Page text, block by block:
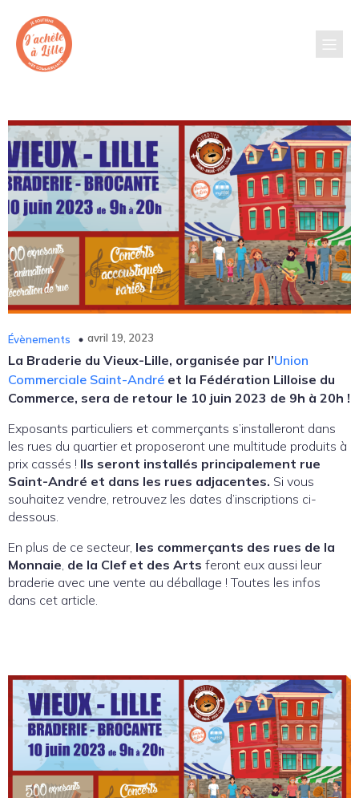
Évènements avril 19, 2023
La Braderie du Vieux-Lille, organisée par l’Union
Commerciale Saint-André et la Fédération Lilloise du
Commerce, sera de retour le 10 juin 2023 de 9h à 20h !
Exposants particuliers et commerçants s’installeront dans
les rues du quartier et proposeront une multitude produits à
prix cassés ! Ils seront installés principalement rue
Saint-André et dans les rues adjacentes. Si vous
souhaitez vendre, retrouvez les dates d’inscriptions ci-
dessous.
En plus de ce secteur, les commerçants des rues de la
Monnaie de la Clef et des Arts feront eux aussi leur
braderie avec une vente au déballage ! Toutes les infos
dans cet article.